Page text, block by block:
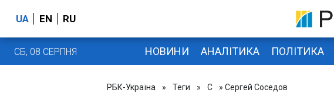
UA EN RU
СБ, 08 СЕРПНЯ НОВИНИ АНАЛІТИКА ПОЛІТИКА
РБК-Україна » Теги » С » Сергей Соседов